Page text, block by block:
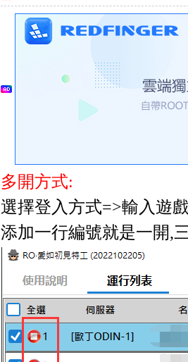
多開方式:
選擇登入方式=>輸入遊
添加一行編號就是一開,